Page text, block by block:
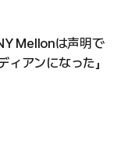
Mellonは声明で
ィアンになった」